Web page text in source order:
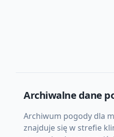
Archiwalne dane
Archiwum pogody dla
znajduje się w strefie